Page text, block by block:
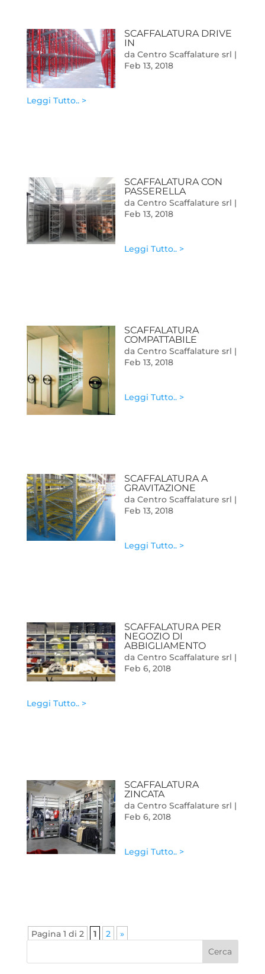
SCAFFALATURA DRIVE
IN
da Centro Scaffalature srl |
Feb 13, 2018
Leggi Tutto.. >
SCAFFALATURA CON
PASSERELLA
da Centro Scaffalature srl |
Feb 13, 2018
Leggi Tutto.. >
SCAFFALATURA
COMPATTABILE
da Centro Scaffalature srl |
Feb 13, 2018
Leggi Tutto.. >
SCAFFALATURA A
GRAVITAZIONE
da Centro Scaffalature srl |
Feb 13, 2018
Leggi Tutto.. >
SCAFFALATURA PER
NEGOZIO DI
ABBIGLIAMENTO
da Centro Scaffalature srl |
Feb 6, 2018
Leggi Tutto.. >
SCAFFALATURA
ZINCATA
da Centro Scaffalature srl |
Feb 6, 2018
Leggi Tutto.. >
Pagina 1 di 2 1 2 »